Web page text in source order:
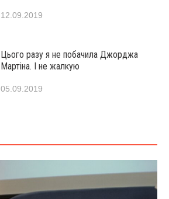
12.09.2019
Цього разу я не побачила Джорджа
Мартіна. І не жалкую
05.09.2019